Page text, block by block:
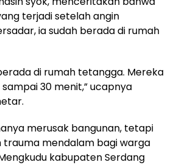
terjadi setelah angin
ia sudah berada di rumah
di rumah tetangga. Mereka
30 menit,” ucapnya
merusak bangunan, tetapi
trauma mendalam bagi warga
kabupaten Serdang